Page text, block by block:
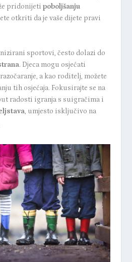
pridonijeti poboljšanju
otkriti da je vaše dijete pravi
sportovi, često dolazi do
. Djeca mogu osjećati
a kao roditelj, možete
tih osjećaja. Fokusirajte se na
radosti igranja s suigračima i
, umjesto isključivo na